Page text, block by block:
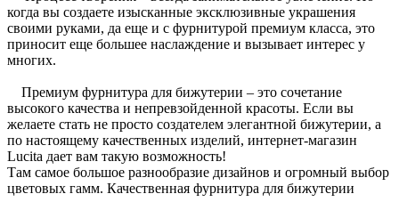
когда вы создаете изысканные эксклюзивные украшения
своими руками, да еще и с фурнитурой премиум класса, это
приносит еще большее наслаждение и вызывает интерес у
многих.
Премиум фурнитура для бижутерии – это сочетание
высокого качества и непревзойденной красоты. Если вы
желаете стать не просто создателем элегантной бижутерии, а
по настоящему качественных изделий, интернет-магазин
Lucita дает вам такую возможность!
Там самое большое разнообразие дизайнов и огромный выбор
цветовых гамм. Качественная фурнитура для бижутерии